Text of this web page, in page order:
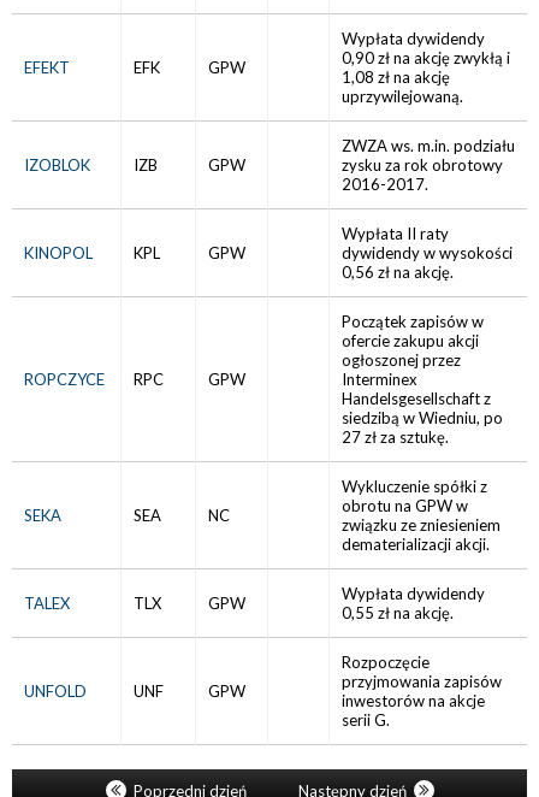
EFEKT EFK GPW
Wypłata dywidendy
0,90 zł na akcję zwykłą i
1,08 zł na akcję
uprzywilejowaną.
IZOBLOK IZB GPW
ZWZA ws. m.in. podziału
zysku za rok obrotowy
2016-2017.
KINOPOL KPL GPW
Wypłata II raty
dywidendy w wysokości
0,56 zł na akcję.
ROPCZYCE RPC GPW
Początek zapisów w
ofercie zakupu akcji
ogłoszonej przez
Interminex
Handelsgesellschaft z
siedzibą w Wiedniu, po
27 zł za sztukę.
SEKA SEA NC
Wykluczenie spółki z
obrotu na GPW w
związku ze zniesieniem
dematerializacji akcji.
TALEX TLX GPW
Wypłata dywidendy
0,55 zł na akcję.
UNFOLD UNF GPW
Rozpoczęcie
przyjmowania zapisów
inwestorów na akcje
serii G.
Poprzedni dzień Następny dzień